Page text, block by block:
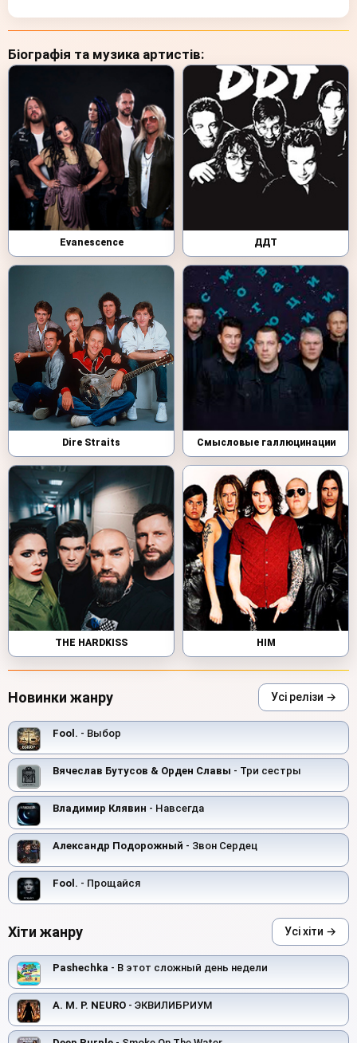
Біографія та музика артистів:
Evanescence ДДТ
Dire Straits Смысловые галлюцинации
THE HARDKISS HIM
Новинки жанру Усі релізи →
Fool. - Выбор
Вячеслав Бутусов & Орден Славы - Три сестры
Владимир Клявин - Навсегда
Александр Подорожный - Звон Сердец
Fool. - Прощайся
Хіти жанру Усі хіти →
Pashechka - В этот сложный день недели
A. M. P. NEURO - ЭКВИЛИБРИУМ